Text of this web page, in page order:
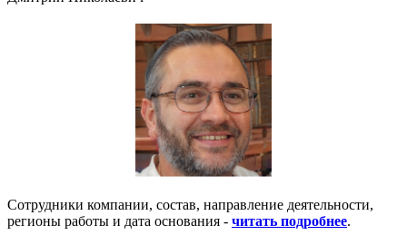
Сотрудники компании, состав, направление деятельности,
регионы работы и дата основания - читать подробнее.